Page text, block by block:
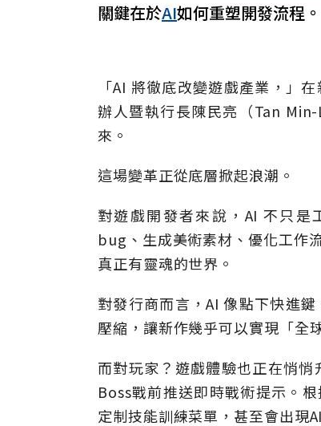
關鍵在於AI如何重塑開發流程。
「AI 將徹底改變遊戲產業，」
辦人暨執行長陳民亮（Tan
來。
這場變革正從底層掀起浪潮。
對遊戲開發者來說，AI 不只
bug、生成美術素材、優化工作
真正有靈魂的世界。
對發行商而言，AI 像點下快進
壓縮，讓新作幾乎可以實現「全
而對玩家？遊戲體驗也正在悄
Boss戰前推送即時戰術提示。
定制技能訓練菜單，甚至會出現